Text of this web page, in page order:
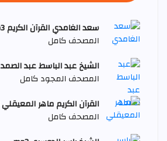
سعد الغامدي القرآن الكريم mp3
المصحف كامل
الشيخ عبد الباسط عبد الصمد mp3
المصحف المجود كامل
القرآن الكريم ماهر المعيقلي mp3
المصحف كامل